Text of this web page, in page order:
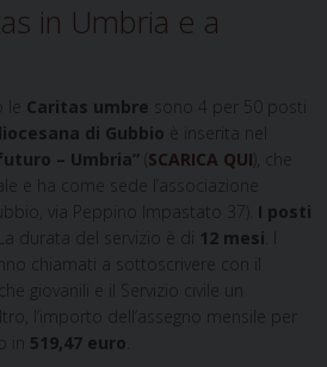
in Umbria e a
Caritas umbre sono 4 per 50 posti
di Gubbio è inserita nel
– Umbria” SCARICA QUI ), che
e ha come sede l’associazione
via Peppino Impastato 37). I posti
La durata del servizio è di 12 mesi
chiamati a sottoscrivere con il
giovanili e il Servizio civile un
l’importo dell’assegno mensile per
in 519,47 euro